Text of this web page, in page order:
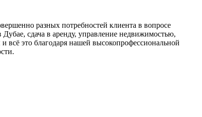
разных потребностей клиента в вопросе
сдача в аренду, управление недвижимостью,
всё это благодаря нашей высокопрофессиональной